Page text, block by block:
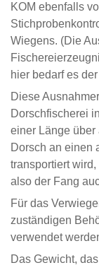
KOM ebenfalls
Wiegens. (Die
hier bedarf es
Diese
Dorschfischerei
einer Länge über
Dorsch an einen
transportiert
also der Fang
Für das
zuständigen
verwendet
Das Gewicht,